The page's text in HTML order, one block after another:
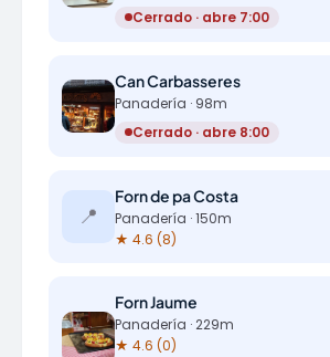
Cerrado · abre 7:00
Can Carbasseres
Panadería · 98m
Cerrado · abre 8:00
📍
Forn de pa Costa
Panadería · 150m
★ 4.6 (8)
Forn Jaume
Panadería · 229m
★ 4.6 (0)